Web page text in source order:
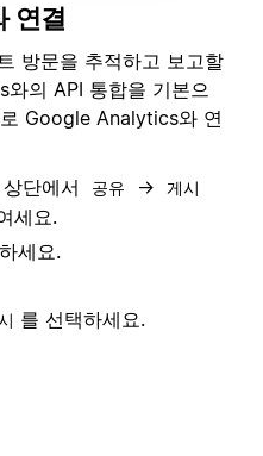
연결
방문을 추적하고 보고할
의 API 통합을 기본으
Google Analytics와 연
단에서
공유 → 게시
세요.
세요.
를 선택하세요.